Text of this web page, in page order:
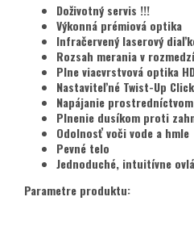
Doživotný servis !!!
Výkonná prémiová optika
Infračervený laserový
Rozsah merania v
Plne viacvrstvová optika
Nastaviteľné Twist-Up
Napájanie
Plnenie dusíkom proti
Odolnosť voči vode a hmle
Pevné telo
Jednoduché, intuitívne
Parametre produktu: